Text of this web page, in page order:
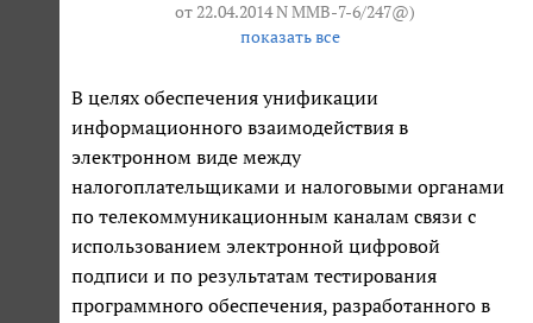
от 22.04.2014 N ММВ-7-6/247@)
показать все
В целях обеспечения унификации
информационного взаимодействия в
электронном виде между
налогоплательщиками и налоговыми органами
по телекоммуникационным каналам связи с
использованием электронной цифровой
подписи и по результатам тестирования
программного обеспечения, разработанного в